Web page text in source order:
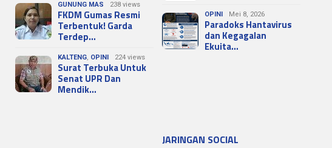
GUNUNG MAS 238 views
FKDM Gumas Resmi
Terbentuk! Garda
Terdep…
KALTENG, OPINI 224 views
Surat Terbuka Untuk
Senat UPR Dan
Mendik…
OPINI Mei 8, 2026
Paradoks Hantavirus
dan Kegagalan
Ekuita…
JARINGAN SOCIAL